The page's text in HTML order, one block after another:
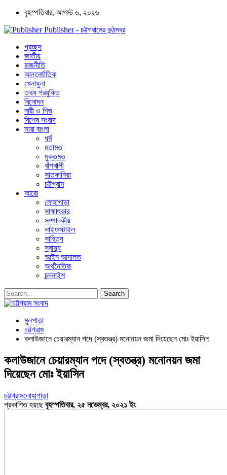
বৃহস্পতিবার, আগস্ট ৬, ২০২৬
Publisher - চট্টগ্রামের কন্ঠস্বর
প্রচ্ছদ
জাতীয়
রাজনীতি
আন্তর্জাতিক
খেলাধুলা
তথ্য প্রযুক্তি
বিনোদন
নারী ও শিশু
বিশেষ সংবাদ
সারা বাংলা
ধর্ম
মতামত
মুক্তমত
বাঁশখালী
সাতকানিয়া
চট্টগ্রাম
আরো
লোহাগাড়া
সাক্ষাৎকার
সম্পাদকীয়
লাইফস্টাইল
সাহিত্য
স্বাস্থ্য
আইন আদালত
অর্থনৈতিক
চন্দনাইশ
মূলপাতা
চট্টগ্রাম
কলাউজানে চেয়ারম্যান পদে (স্বতন্ত্র) মনোনয়ন জমা দিয়েছেন মোঃ ইয়াসিন
কলাউজানে চেয়ারম্যান পদে (স্বতন্ত্র) মনোনয়ন জমা
দিয়েছেন মোঃ ইয়াসিন
চট্টগ্রামলোহাগাড়া
প্রকাশিত হয়ছেবৃহস্পতিবার, ২৫ নভেম্বর, ২০২১ ইং